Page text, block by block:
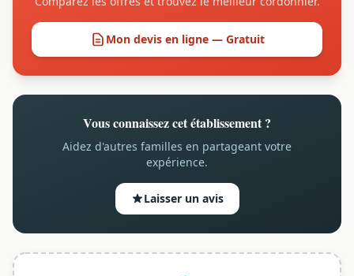
Mon devis en ligne — Gratuit
Vous connaissez cet établissement ?
Aidez d'autres familles en partageant votre
expérience.
Laisser un avis